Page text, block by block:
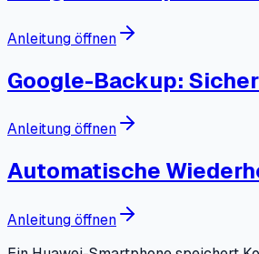
Anleitung öffnen
Google-Backup:
Anleitung öffnen
Automatische
Anleitung öffnen